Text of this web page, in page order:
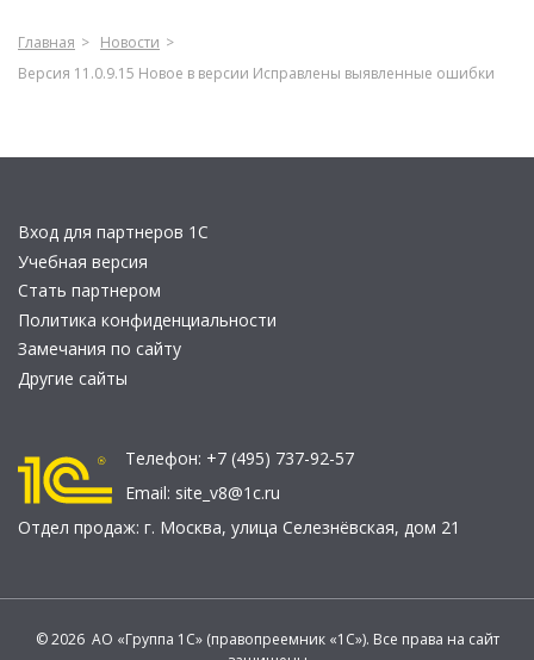
Главная
Новости
Версия 11.0.9.15 Новое в версии Исправлены выявленные ошибки
Вход для партнеров 1С
Учебная версия
Стать партнером
Политика конфиденциальности
Замечания по сайту
Другие сайты
Телефон: +7 (495) 737-92-57
Email: site_v8@1c.ru
Отдел продаж: г. Москва, улица Селезнёвская, дом 21
© 2026 АО «Группа 1С» (правопреемник «1С»). Все права на сайт